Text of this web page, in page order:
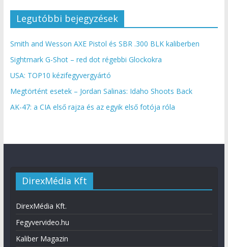
Legutóbbi bejegyzések
Smith and Wesson AXE Pistol és SBR .300 BLK kaliberben
Sightmark G-Shot – red dot régebbi Glockokra
USA: TOP10 kézifegyvergyártó
Megtörtént esetek – Jordan Salinas: Idaho Shoots Back
AK-47: a CIA első rajza és az egyik első fotója róla
DirexMédia Kft
DirexMédia Kft.
Fegyvervideo.hu
Kaliber Magazin